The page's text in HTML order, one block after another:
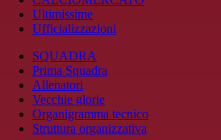
Ultimissime
Ufficializzazioni
SQUADRA
Prima Squadra
Allenatori
Vecchie glorie
Organigramma tecnico
Struttura organizzativa